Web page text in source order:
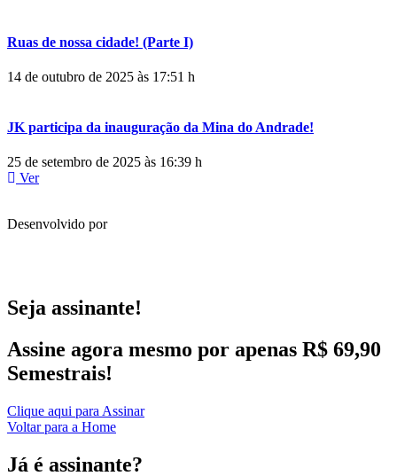
Ruas de nossa cidade! (Parte I)
14 de outubro de 2025 às 17:51 h
JK participa da inauguração da Mina do Andrade!
25 de setembro de 2025 às 16:39 h
Ver
Desenvolvido por
Seja assinante!
Assine agora mesmo por apenas R$ 69,90
Semestrais!
Clique aqui para Assinar
Voltar para a Home
Já é assinante?